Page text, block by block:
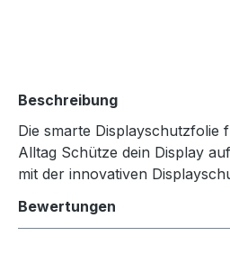
Beschreibung
Die smarte Displayschutzfolie
Alltag Schütze dein Display
mit der innovativen
Bewertungen